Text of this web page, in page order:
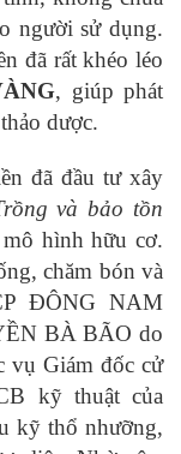
người sử dụng.
đã rất khéo léo
, giúp phát
dược.
đã đầu tư xây
và bảo tồn
mô hình hữu cơ.
chăm bón và
ĐÔNG NAM
BÀ BÃO do
vụ Giám đốc cử
kỹ thuật của
kỹ thổ nhưỡng,